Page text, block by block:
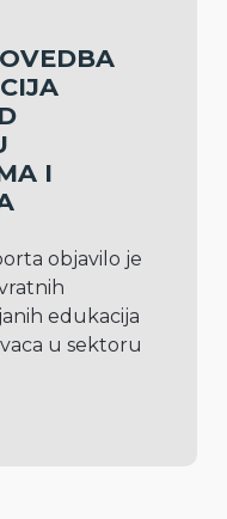
I
objavilo je
edukacija
u sektoru